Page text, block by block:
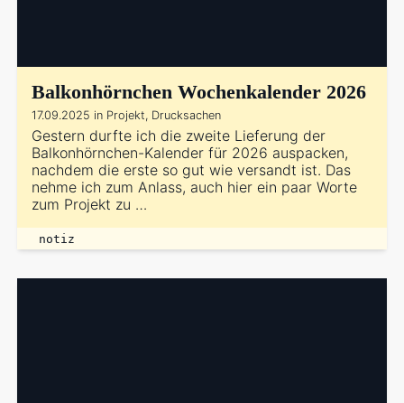
Balkonhörnchen Wochenkalender 2026
17.09.2025 in Projekt, Drucksachen
Gestern durfte ich die zweite Lieferung der
Balkonhörnchen-Kalender für 2026 auspacken,
nachdem die erste so gut wie versandt ist. Das
nehme ich zum Anlass, auch hier ein paar Worte
zum Projekt zu …
notiz